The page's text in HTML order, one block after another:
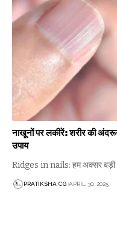
नाखूनों पर लकीरें: शरीर की
उपाय
Ridges in nails: हम अक्सर बड़ी
PRATIKSHA CG APRIL 30, 2025